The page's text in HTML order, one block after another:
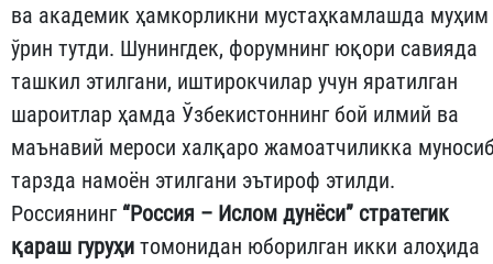
ва академик ҳамкорликни мустаҳкамлашда муҳим
ўрин тутди. Шунингдек, форумнинг юқори савияда
ташкил этилгани, иштирокчилар учун яратилган
шароитлар ҳамда Ўзбекистоннинг бой илмий ва
маънавий мероси халқаро жамоатчиликка
тарзда намоён этилгани эътироф этилди.
Россиянинг “Россия – Ислом дунёси” стратегик
қараш гуруҳи томонидан юборилган икки алоҳида